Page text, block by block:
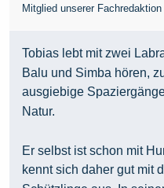
Mitglied unserer Fachredaktion
Tobias lebt mit zwei
Balu und Simba hören,
ausgiebige
Natur.
Er selbst ist schon mit
kennt sich daher gut mit